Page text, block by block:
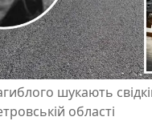
шукають
області